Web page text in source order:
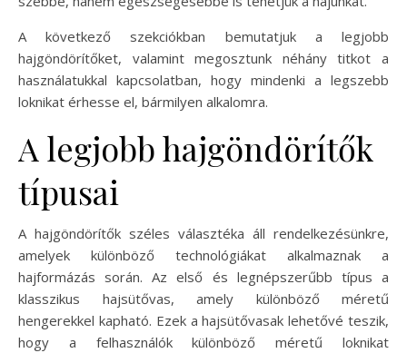
A következő szekciókban bemutatjuk a legjobb
hajgöndörítőket, valamint megosztunk néhány titkot a
használatukkal kapcsolatban, hogy mindenki a legszebb
loknikat érhesse el, bármilyen alkalomra.
A legjobb hajgöndörítők
típusai
A hajgöndörítők széles választéka áll rendelkezésünkre,
amelyek különböző technológiákat alkalmaznak a
hajformázás során. Az első és legnépszerűbb típus a
klasszikus hajsütővas, amely különböző méretű
hengerekkel kapható. Ezek a hajsütővasak lehetővé teszik,
hogy a felhasználók különböző méretű loknikat